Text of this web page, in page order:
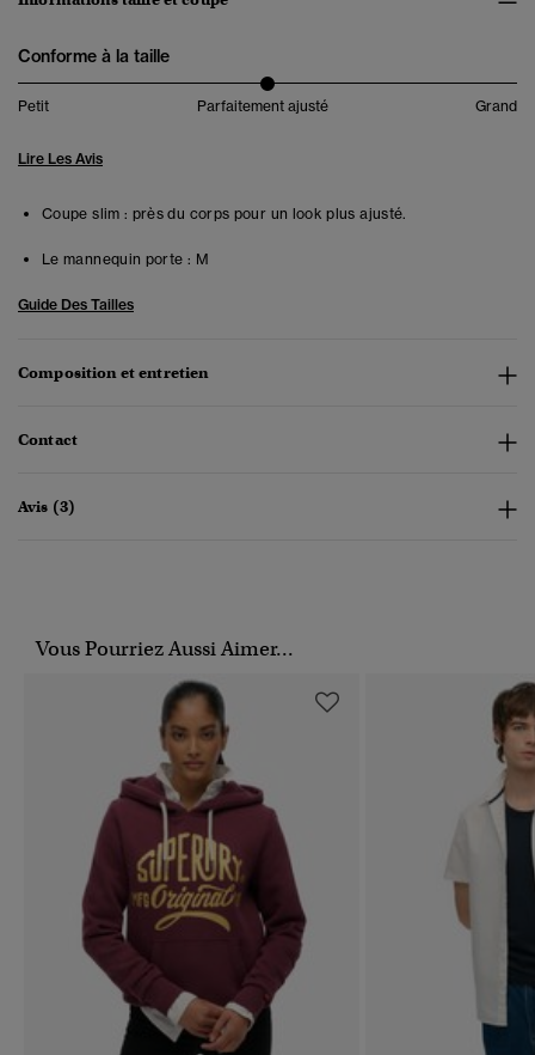
Conforme à la taille
Petit Parfaitement ajusté Grand
Lire Les Avis
Coupe slim : près du corps pour un look plus ajusté.
Le mannequin porte : M
Guide Des Tailles
Composition et entretien
Contact
Avis (3)
Vous Pourriez Aussi Aimer...